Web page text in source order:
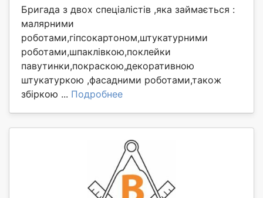
Бригада з двох спеціалістів ,яка займається :
малярними
роботами,гіпсокартоном,штукатурними
роботами,шпаклівкою,поклейки
павутинки,покраскою,декоративною
штукатуркою ,фасадними роботами,також
збіркою ... Подробнее